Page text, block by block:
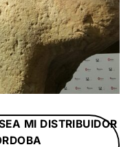
MI DISTRIBUIDOR